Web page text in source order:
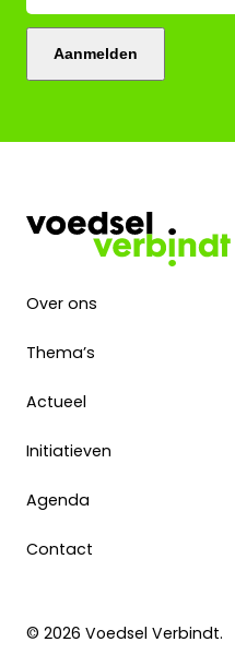
Aanmelden
Over ons
Thema’s
Actueel
Initiatieven
Agenda
Contact
© 2026 Voedsel Verbindt.